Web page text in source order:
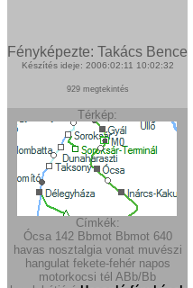
Fényképezte: Takács Bence
Készítés ideje: 2006:02:11 10:02:32
929 megtekintés
Térkép:
Címkék:
Ócsa 142 Bbmot Bbmot 640
havas nosztalgia vonat muvészi
hangulat fekete-fehér napos
motorkocsi tél ABb/Bb